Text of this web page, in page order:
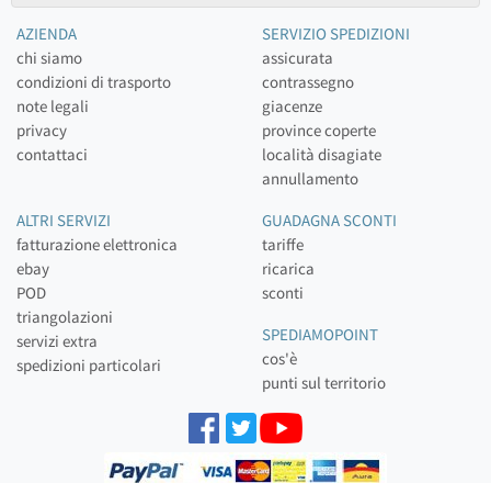
AZIENDA
chi siamo
condizioni di trasporto
note legali
privacy
contattaci
SERVIZIO SPEDIZIONI
assicurata
contrassegno
giacenze
province coperte
località disagiate
annullamento
ALTRI SERVIZI
fatturazione elettronica
ebay
POD
triangolazioni
servizi extra
spedizioni particolari
GUADAGNA SCONTI
tariffe
ricarica
sconti
SPEDIAMOPOINT
cos'è
punti sul territorio